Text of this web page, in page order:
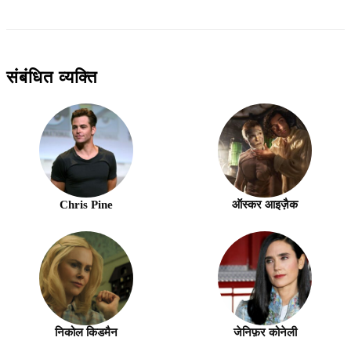
संबंधित व्यक्ति
Chris Pine ऑस्कर आइज़ैक
निकोल किडमैन जेनिफ़र कोनेली